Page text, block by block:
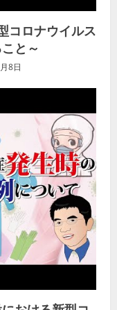
コロナウイルス
と～
8日